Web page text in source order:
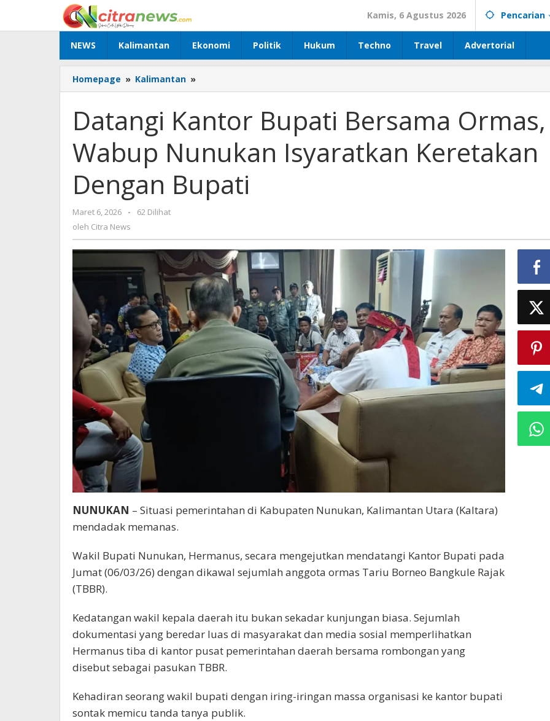
konten
Kamis, 6 Agustus 2026 Pencarian
NEWS Kalimantan Ekonomi Politik Hukum Techno Travel Advertorial
Homepage » Kalimantan »
Kantor
Bersama
Ormas,
Nunukan
Keretakan
Dengan
Datangi Kantor Bupati Bersama Ormas,
Wabup Nunukan Isyaratkan Keretakan
Dengan Bupati
Maret 6, 2026
oleh
Citra
-
62 Dilihat
oleh Citra News
NUNUKAN – Situasi pemerintahan di Kabupaten Nunukan, Kalimantan Utara (Kaltara)
mendadak memanas.
Wakil Bupati Nunukan, Hermanus, secara mengejutkan mendatangi Kantor Bupati pada
Jumat (06/03/26) dengan dikawal sejumlah anggota ormas Tariu Borneo Bangkule Rajak
(TBBR).
Kedatangan wakil kepala daerah itu bukan sekadar kunjungan biasa. Sejumlah
dokumentasi yang beredar luas di masyarakat dan media sosial memperlihatkan
Hermanus tiba di kantor pusat pemerintahan daerah bersama rombongan yang
disebut sebagai pasukan TBBR.
Kehadiran seorang wakil bupati dengan iring-iringan massa organisasi ke kantor bupati
sontak memicu tanda tanya publik.